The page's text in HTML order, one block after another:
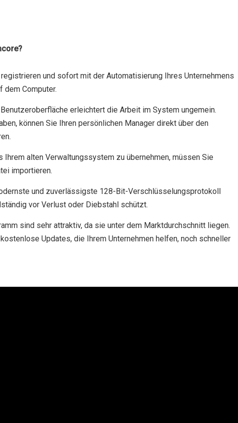
und sofort mit der Automatisierung Ihres Unternehmens
dem Computer.
erleichtert die Arbeit im System ungemein.
können Sie Ihren persönlichen Manager direkt über den
Ihrem alten Verwaltungssystem zu übernehmen, müssen Sie
importieren.
und zuverlässigste 128-Bit-Verschlüsselungsprotokoll
vor Verlust oder Diebstahl schützt.
sind sehr attraktiv, da sie unter dem Marktdurchschnitt liegen.
Updates, die Ihrem Unternehmen helfen, noch schneller